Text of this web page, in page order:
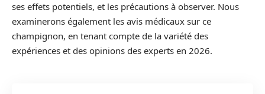
ses effets potentiels, et les précautions à observer. Nous
examinerons également les avis médicaux sur ce
champignon, en tenant compte de la variété des
expériences et des opinions des experts en 2026.